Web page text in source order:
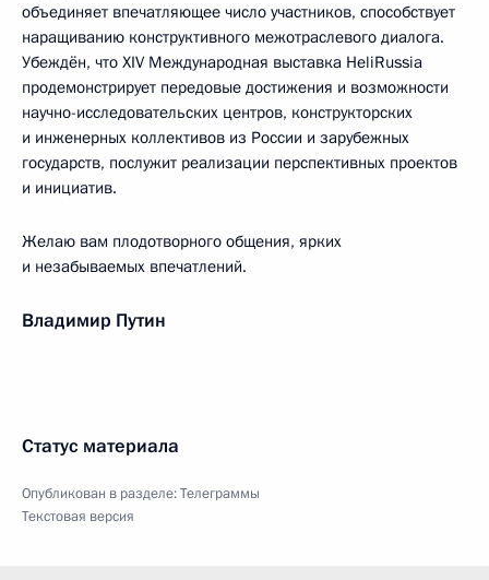
объединяет впечатляющее число участников, способствует
наращиванию конструктивного межотраслевого диалога.
Убеждён, что XIV Международная выставка HeliRussia
продемонстрирует передовые достижения и возможности
научно-исследовательских центров, конструкторских
и инженерных коллективов из России и зарубежных
государств, послужит реализации перспективных проектов
и инициатив.
Желаю вам плодотворного общения, ярких
и незабываемых впечатлений.
Владимир Путин
Статус материала
Опубликован в разделе:Телеграммы
Текстовая версия